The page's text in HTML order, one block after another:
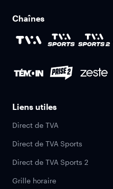
Chaînes
Liens utiles
Direct de TVA
Direct de TVA Sports
Direct de TVA Sports 2
Grille horaire